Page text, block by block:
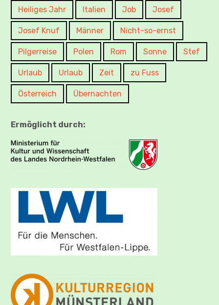
Heiliges Jahr Italien Job Josef
Josef Knuf Männer Nicht-so-ernst
Pilgerreise Polen Rom Sonne Stef
Urlaub Urlaub Zeit zu Fuss
Österreich Übernachten
Ermöglicht durch: